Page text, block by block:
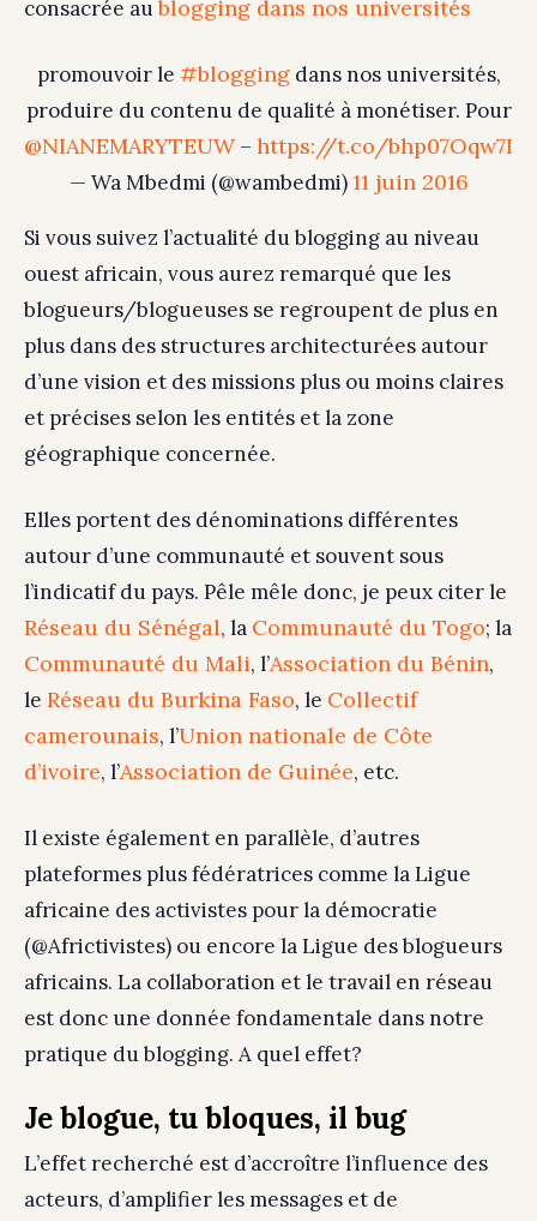
consacrée aublogging dans nos universités
promouvoir le #bloggingdans nos universités,
produire du contenu de qualité à monétiser. Pour
@NIANEMARYTEUW– https://t.co/bhp07Oqw7I
— Wa Mbedmi (@wambedmi)11 juin 2016
Si vous suivez l’actualité du blogging au niveau
ouest africain, vous aurez remarqué que les
blogueurs/blogueuses se regroupent de plus en
plus dans des structures architecturées autour
d’une vision et des missions plus ou moins claires
et précises selon les entités et la zone
géographique concernée.
Elles portent des dénominations différentes
autour d’une communauté et souvent sous
l’indicatif du pays. Pêle mêle donc, je peux citer le
Réseau du Sénégal, la Communauté du Togo; la
Communauté du Mali, l’Association du Bénin,
le Réseau du Burkina Faso, le Collectif
camerounais, l’Union nationale de Côte
d’ivoire, l’Association de Guinée, etc.
Il existe également en parallèle, d’autres
plateformes plus fédératrices comme la Ligue
africaine des activistes pour la démocratie
(@Africtivistes) ou encore la Ligue des blogueurs
africains. La collaboration et le travail en réseau
est donc une donnée fondamentale dans notre
pratique du blogging. A quel effet?
Je blogue, tu bloques, il bug
L’effet recherché est d’accroître l’influence des
acteurs, d’amplifier les messages et de